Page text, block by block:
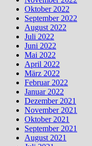
Oktober 2022
September 2022
August 2022
Juli 2022
Juni 2022
Mai 2022
April 2022
März 2022
Februar 2022
Januar 2022
Dezember 2021
November 2021
Oktober 2021
September 2021
August 2021